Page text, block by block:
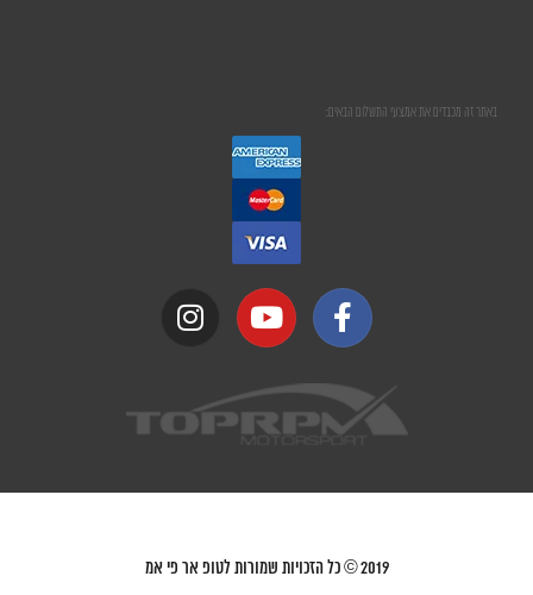
באתר זה מכבדים את אמצעי התשלום הבאים:
2019© כל הזכויות שמורות לטופ אר פי אמ